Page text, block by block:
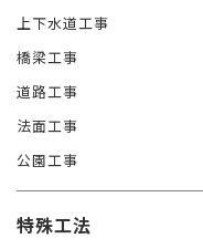
上下水道工事
橋梁工事
道路工事
法面工事
公園工事
特殊工法